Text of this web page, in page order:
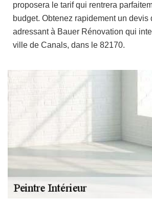
proposera le tarif qui rentrera
budget. Obtenez rapidement un devis
adressant à Bauer Rénovation qui
ville de Canals, dans le 82170.